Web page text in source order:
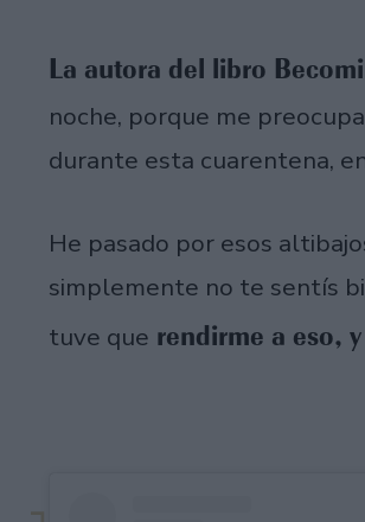
La autora del libro
noche, porque me
durante esta cuarentena,
He pasado por esos
simplemente no te sentís
tuve que rendirme a eso,